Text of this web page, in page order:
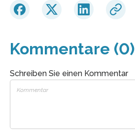
Kommentare (0)
Schreiben Sie einen Kommentar